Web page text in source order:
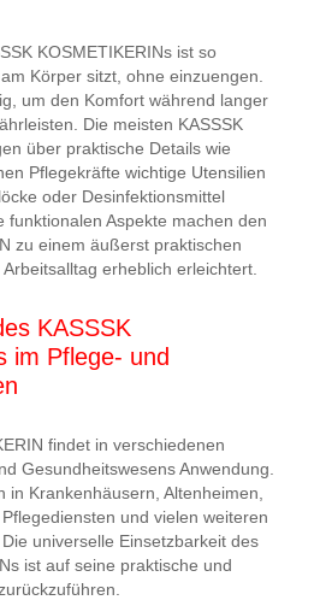
KOSMETIKERINs ist so
Körper sitzt, ohne einzuengen.
um den Komfort während langer
Die meisten KASSSK
über praktische Details wie
Pflegekräfte wichtige Utensilien
oder Desinfektionsmittel
funktionalen Aspekte machen den
zu einem äußerst praktischen
erheblich erleichtert.
KASSSK
im Pflege- und
findet in verschiedenen
Gesundheitswesens Anwendung.
in Krankenhäusern, Altenheimen,
und vielen weiteren
universelle Einsetzbarkeit des
ist auf seine praktische und